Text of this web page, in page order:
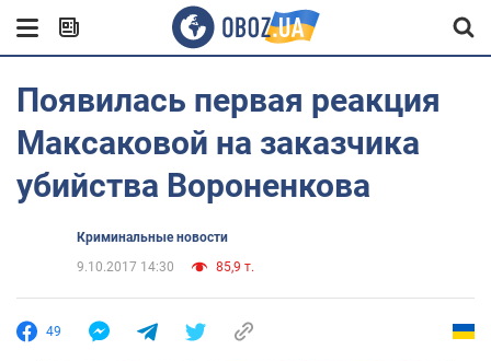
Появилась первая реакция
Максаковой на заказчика
убийства Вороненкова
Криминальные новости
9.10.2017 14:30
85,9 т.
49